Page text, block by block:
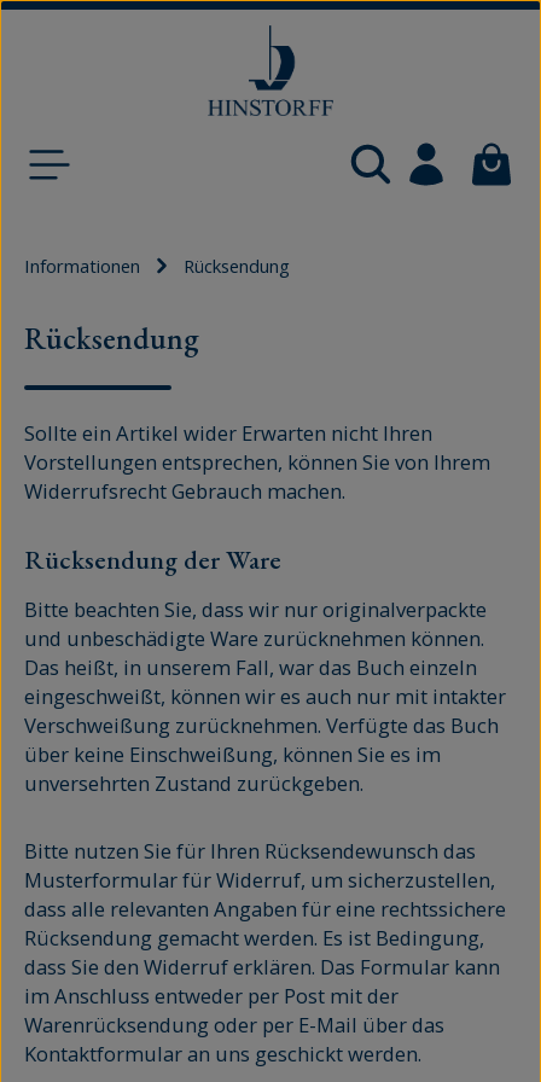
Informationen Rücksendung
Rücksendung
Sollte ein Artikel wider Erwarten nicht Ihren
Vorstellungen entsprechen, können Sie von Ihrem
Widerrufsrecht Gebrauch machen.
Rücksendung der Ware
Bitte beachten Sie, dass wir nur originalverpackte
und unbeschädigte Ware zurücknehmen können.
Das heißt, in unserem Fall, war das Buch einzeln
eingeschweißt, können wir es auch nur mit intakter
Verschweißung zurücknehmen. Verfügte das Buch
über keine Einschweißung, können Sie es im
unversehrten Zustand zurückgeben.
Bitte nutzen Sie für Ihren Rücksendewunsch das
Musterformular für Widerruf, um sicherzustellen,
dass alle relevanten Angaben für eine rechtssichere
Rücksendung gemacht werden. Es ist Bedingung,
dass Sie den Widerruf erklären. Das Formular kann
im Anschluss entweder per Post mit der
Warenrücksendung oder per E-Mail über das
Kontaktformular an uns geschickt werden.